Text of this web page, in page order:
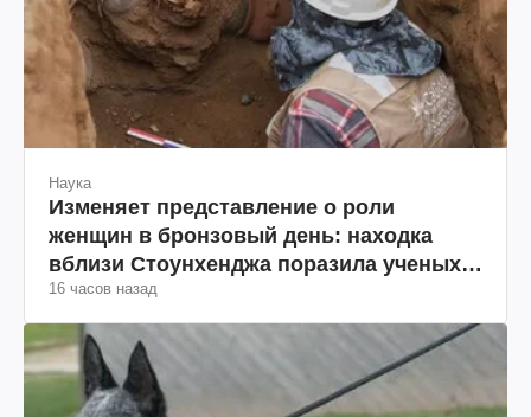
Наука
Изменяет представление о роли
женщин в бронзовый день: находка
вблизи Стоунхенджа поразила ученых
(фото)
16 часов назад